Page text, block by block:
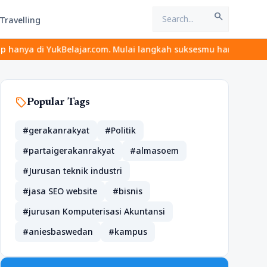
Travelling search
YukBelajar.com. Mulai langkah suksesmu hari ini! • Mau
sellPopular Tags
#gerakanrakyat
#Politik
#partaigerakanrakyat
#almasoem
#Jurusan teknik industri
#jasa SEO website
#bisnis
#jurusan Komputerisasi Akuntansi
#aniesbaswedan
#kampus